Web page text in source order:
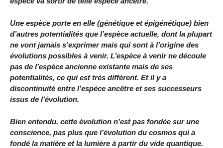
Une espèce porte en elle (génétique et épigénétique) bien
d’autres potentialités que l’espèce actuelle, dont la plupart
ne vont jamais s’exprimer mais qui sont à l’origine des
évolutions possibles à venir. L’espèce à venir ne découle
pas de l’espèce ancienne existante mais de ses
potentialités, ce qui est très différent. Et il y a
discontinuité entre l’espèce ancêtre et ses successeurs
issus de l’évolution.
Bien entendu, cette évolution n’est pas fondée sur une
conscience, pas plus que l’évolution du cosmos qui a
fondé la matière et la lumière à partir du vide quantique.